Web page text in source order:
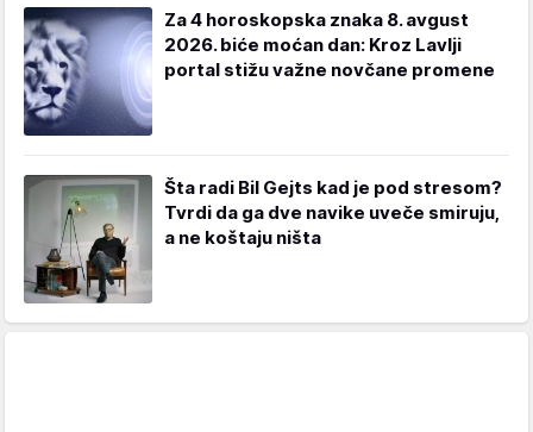
Za 4 horoskopska znaka 8. avgust
2026. biće moćan dan: Kroz Lavlji
portal stižu važne novčane promene
Šta radi Bil Gejts kad je pod stresom?
Tvrdi da ga dve navike uveče smiruju,
a ne koštaju ništa